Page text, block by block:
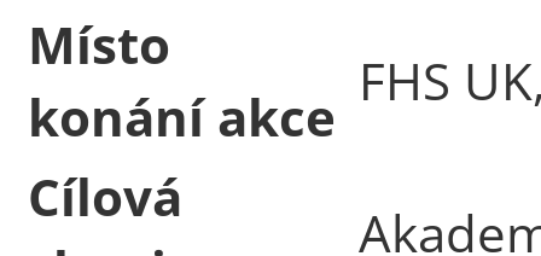
Místo
konání akce
FHS
Cílová